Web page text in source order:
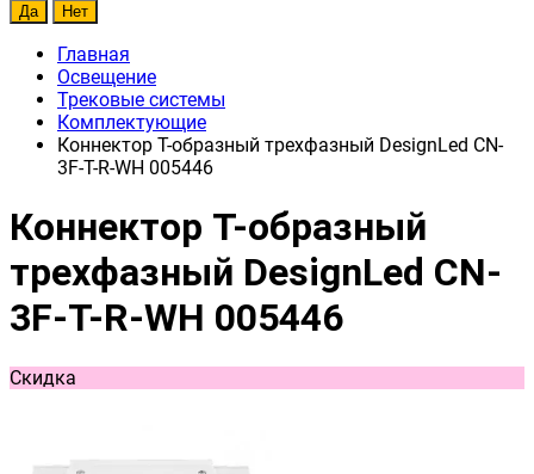
Главная
Освещение
Трековые системы
Комплектующие
Коннектор T-образный трехфазный DesignLed CN-
3F-T-R-WH 005446
Коннектор T-образный
трехфазный DesignLed CN-
3F-T-R-WH 005446
Скидка